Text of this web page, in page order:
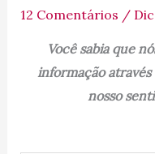
12 Comentários /
Você sabia que
informação através
nosso